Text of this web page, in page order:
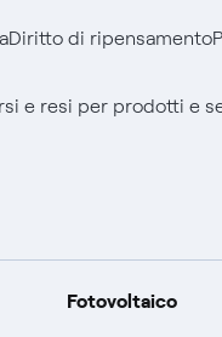
Diritto di ripensamento
e resi per prodotti e
Fotovoltaico